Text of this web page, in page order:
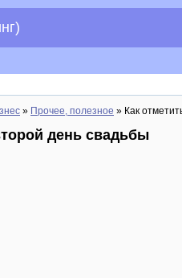
» Прочее, полезное » Как
день свадьбы